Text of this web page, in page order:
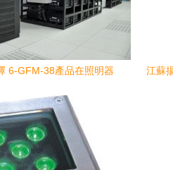
6-GFM-38產品在照明器
江蘇